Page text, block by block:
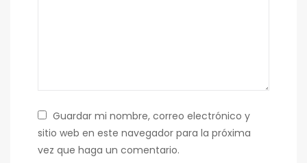
Guardar mi nombre, correo electrónico y
sitio web en este navegador para la próxima
vez que haga un comentario.